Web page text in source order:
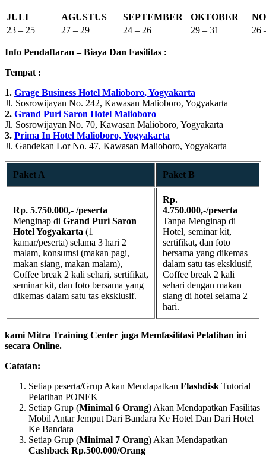
JULI AGUSTUS SEPTEMBER OKTOBER
23 – 25
27 – 29 24 – 26 29 – 31 26
Info Pendaftaran – Biaya Dan Fasilitas :
Tempat :
1. Grage Business Hotel Malioboro, Yogyakarta
Jl. Sosrowijayan No. 242, Kawasan Malioboro, Yogyakarta
2. Grand Puri Saron Hotel Malioboro
Jl. Sosrowijayan No. 70, Kawasan Malioboro, Yogyakarta
3. Prima In Hotel Malioboro, Yogyakarta
Jl. Gandekan Lor No. 47, Kawasan Malioboro, Yogyakarta
Paket A Paket B
Rp. 5.750.000,- /peserta
Menginap di Grand Puri Saron
Hotel Yogyakarta (1
kamar/peserta) selama 3 hari 2
malam, konsumsi (makan pagi,
makan siang, makan malam),
Coffee break 2 kali sehari, sertifikat,
seminar kit, dan foto bersama yang
dikemas dalam satu tas eksklusif.
Rp.
4.750.000,-/peserta
Tanpa Menginap di
Hotel, seminar kit,
sertifikat, dan foto
bersama yang dikemas
dalam satu tas eksklusif,
Coffee break 2 kali
sehari dengan makan
siang di hotel selama 2
hari.
kami Mitra Training Center juga Memfasilitasi Pelatihan ini
secara Online.
Catatan:
Setiap peserta/Grup Akan Mendapatkan Flashdisk Tutorial
Pelatihan PONEK
Setiap Grup (Minimal 6 Orang) Akan Mendapatkan Fasilitas
Mobil Antar Jemput Dari Bandara Ke Hotel Dan Dari Hotel
Ke Bandara
Setiap Grup (Minimal 7 Orang) Akan Mendapatkan
Cashback Rp.500.000/Orang